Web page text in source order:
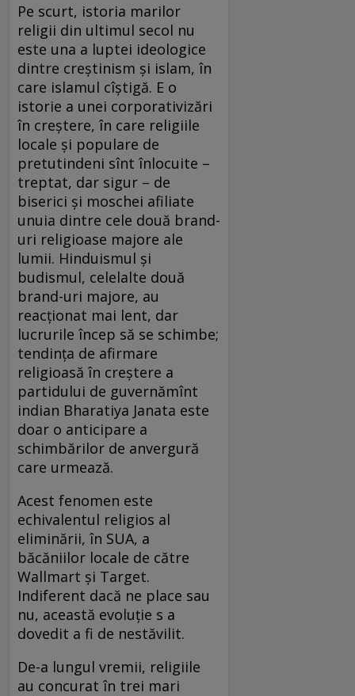
Pe scurt, istoria marilor
religii din ultimul secol nu
este una a luptei ideologice
dintre creștinism și islam, în
care islamul cîștigă. E o
istorie a unei corporativizări
în creștere, în care religiile
locale și populare de
pretutindeni sînt înlocuite –
treptat, dar sigur – de
biserici și moschei afiliate
unuia dintre cele două brand-
uri religioase majore ale
lumii. Hinduismul și
budismul, celelalte două
brand-uri majore, au
reacționat mai lent, dar
lucrurile încep să se schimbe;
tendința de afirmare
religioasă în creștere a
partidului de guvernămînt
indian Bharatiya Janata este
doar o anticipare a
schimbărilor de anvergură
care urmează.
Acest fenomen este
echivalentul religios al
eliminării, în SUA, a
băcăniilor locale de către
Wallmart și Target.
Indiferent dacă ne place sau
nu, această evoluție s a
dovedit a fi de nestăvilit.
De-a lungul vremii, religiile
au concurat în trei mari